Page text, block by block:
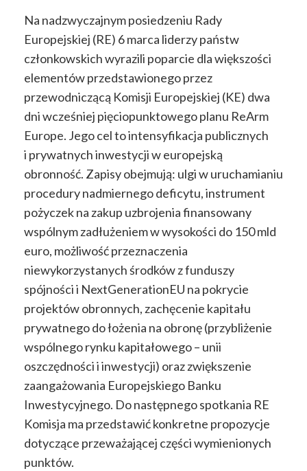
Na nadzwyczajnym posiedzeniu Rady
Europejskiej (RE) 6 marca liderzy państw
członkowskich wyrazili poparcie dla większości
elementów przedstawionego przez
przewodniczącą Komisji Europejskiej (KE) dwa
dni wcześniej pięciopunktowego planu ReArm
Europe. Jego cel to intensyfikacja publicznych
i prywatnych inwestycji w europejską
obronność. Zapisy obejmują: ulgi w uruchamianiu
procedury nadmiernego deficytu, instrument
pożyczek na zakup uzbrojenia finansowany
wspólnym zadłużeniem w wysokości do 150 mld
euro, możliwość przeznaczenia
niewykorzystanych środków z funduszy
spójności i NextGenerationEU na pokrycie
projektów obronnych, zachęcenie kapitału
prywatnego do łożenia na obronę (przybliżenie
wspólnego rynku kapitałowego – unii
oszczędności i inwestycji) oraz zwiększenie
zaangażowania Europejskiego Banku
Inwestycyjnego. Do następnego spotkania RE
Komisja ma przedstawić konkretne propozycje
dotyczące przeważającej części wymienionych
punktów.